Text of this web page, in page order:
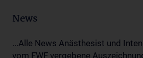
News
...Alle News Anästhesist und
vom FWF vergebene